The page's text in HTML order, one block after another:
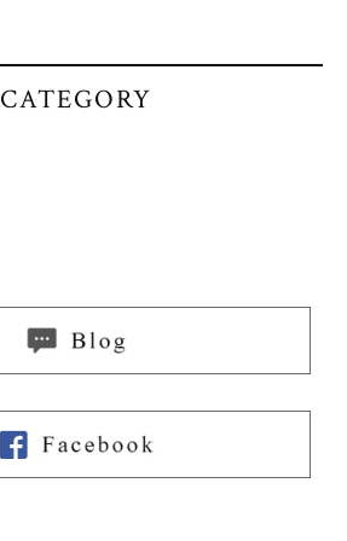
CATEGORY